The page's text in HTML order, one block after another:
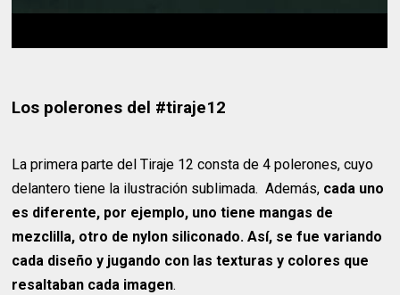
Los polerones del #tiraje12
La primera parte del Tiraje 12 consta de 4 polerones, cuyo
delantero tiene la ilustración sublimada. Además, cada uno
es diferente, por ejemplo, uno tiene mangas de
mezclilla, otro de nylon siliconado. Así, se fue variando
cada diseño y jugando con las texturas y colores que
resaltaban cada imagen.